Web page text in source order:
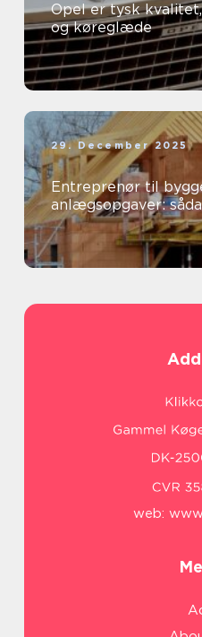
Opel er tysk
og køreglæde
29. December 2025
Entreprenør til
anlægsopgaver:
web: